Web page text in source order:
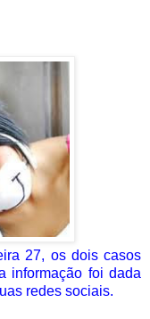
27, os dois casos
informação foi dada
redes sociais.